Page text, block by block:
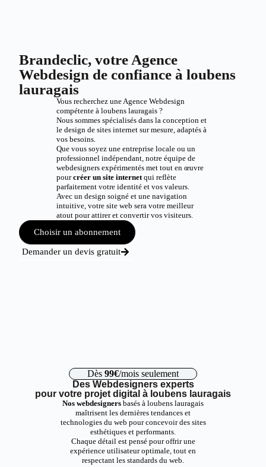
Brandeclic, votre Agence
Webdesign de confiance à loubens
lauragais
Vous recherchez une Agence Webdesign
compétente à loubens lauragais ?
Nous sommes spécialisés dans la conception et
le design de sites internet sur mesure, adaptés à
vos besoins.
Que vous soyez une entreprise locale ou un
professionnel indépendant, notre équipe de
webdesigners expérimentés met tout en œuvre
pourcréer un site internetqui reflète
parfaitement votre identité et vos valeurs.
Avec un design soigné et une navigation
intuitive, votre site web sera votre meilleur
atout pour attirer et convertir vos visiteurs.
Choisir un abonnement
Demander un devis gratuit
Dès 99€/mois seulement
Des Webdesigners experts
pour votre projet digital à loubens lauragais
Nos webdesigners basés à loubens lauragais
maîtrisent les dernières tendances et
technologies du web pour concevoir des sites
esthétiques et performants.
Chaque détail est pensé pour offrir une
expérience utilisateur optimale, tout en
respectant les standards du web.